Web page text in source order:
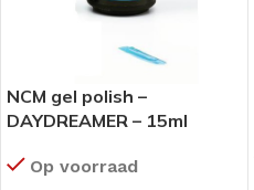
NCM gel polish –
DAYDREAMER – 15ml
Op voorraad